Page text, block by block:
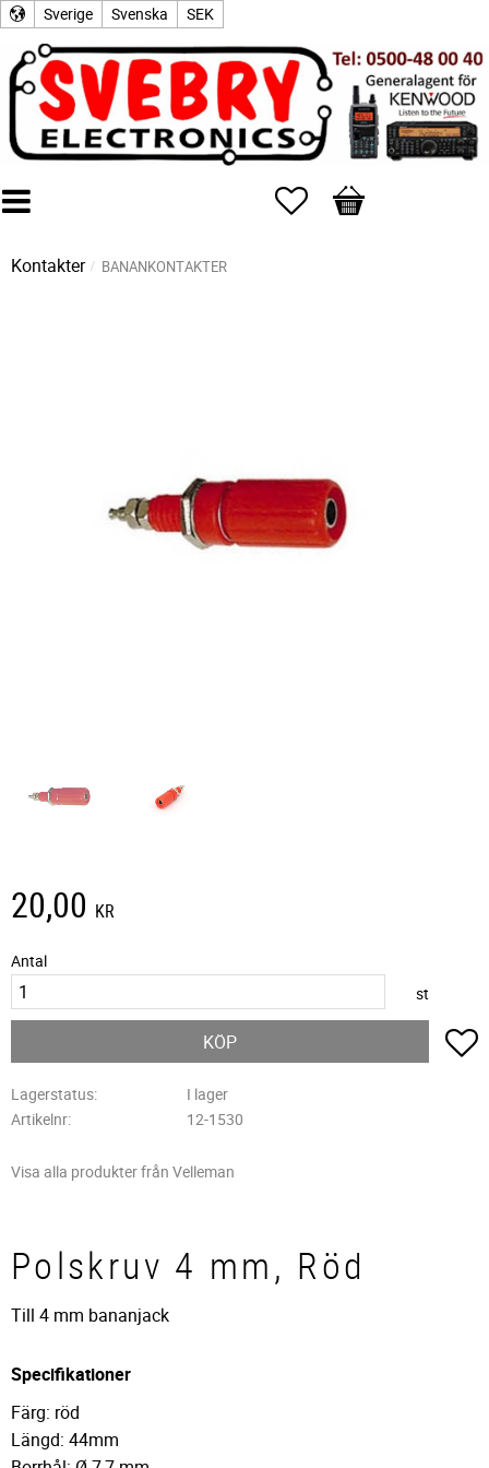
Sverige Svenska SEK
Favoriter
Kundvagn
Kontakter BANANKONTAKTER
20,00 KR
Antal
st
KÖP
Lagerstatus
I lager
Artikelnr
12-1530
Visa alla produkter från Velleman
Polskruv 4 mm, Röd
Till 4 mm bananjack
Specifikationer
Färg: röd
Längd: 44mm